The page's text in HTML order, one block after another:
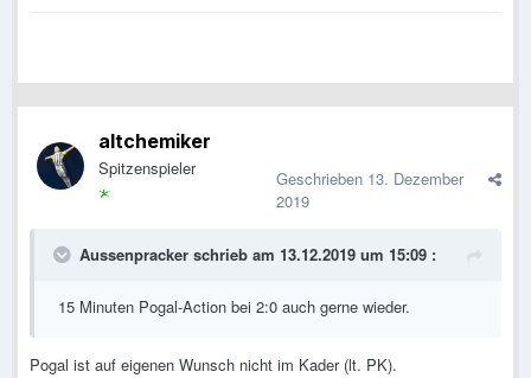
altchemiker
Spitzenspieler Geschrieben 13. Dezember
2019
Aussenpracker schrieb am 13.12.2019 um 15:09 :
15 Minuten Pogal-Action bei 2:0 auch gerne wieder.
Pogal ist auf eigenen Wunsch nicht im Kader (lt. PK).